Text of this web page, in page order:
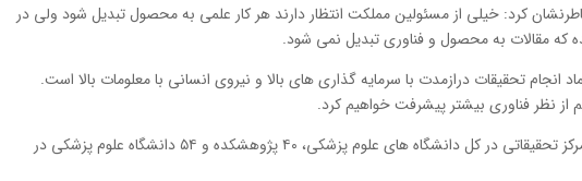
کرد: خیلی از مسئولین مملکت انتظار دارند هر کار علمی به محصول تبدیل شود ولی در
که مقالات به محصول و فناوری تبدیل نمی شود.
تحقیقات درازمدت با سرمایه گذاری های بالا و نیروی انسانی با معلومات بالا است.
از نظر فناوری بیشتر پیشرفت خواهیم کرد.
معاون وزیر بهداشت گفت: ۵۰۰ مرکز تحقیقاتی در کل دانشگاه های علوم پزشکی، ۴۰ پژوهشکده و ۵۴ دانشگاه علوم پزشکی در